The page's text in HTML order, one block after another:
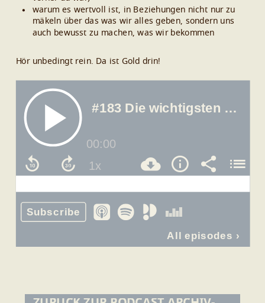
warum es wertvoll ist, in Beziehungen nicht nur zu
mäkeln über das was wir alles geben, sondern uns
auch bewusst zu machen, was wir bekommen
Hör unbedingt rein. Da ist Gold drin!